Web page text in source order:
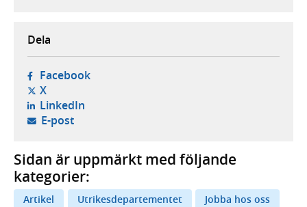
Dela
Facebook- öppnas i ny flik, extern webbplats,
X- öppnas i ny flik, extern webbplats,
LinkedIn- öppnas i ny flik, extern webbplats,
E-post- öppnar din e-postklient,
Sidan är uppmärkt med följande
kategorier:
Artikel Utrikesdepartementet
Jobba hos oss